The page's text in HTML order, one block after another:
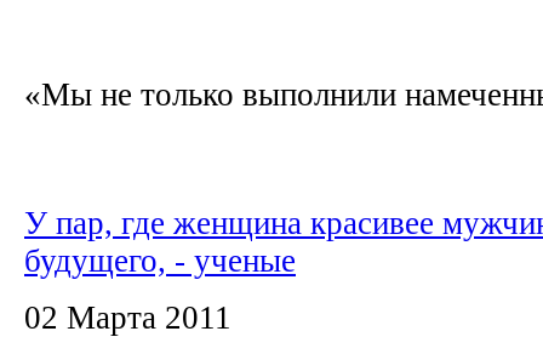
«Мы не только выполнили
У пар, где женщина красивее
будущего, - ученые
02 Марта 2011